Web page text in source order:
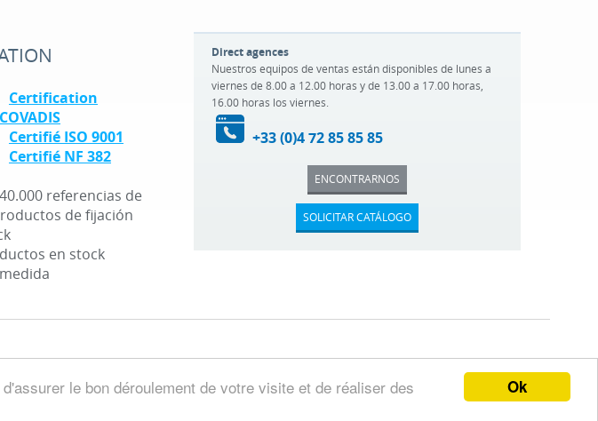
Ok
le bon déroulement de votre visite et de réaliser des
Certification
Certifié ISO 9001
Certifié NF 382
referencias de
de fijación
en stock
Direct agences
Nuestros equipos de ventas están disponibles de lunes a
viernes de 8.00 a 12.00 horas y de 13.00 a 17.00 horas,
16.00 horas los viernes.
+33 (0)4 72 85 85 85
ENCONTRARNOS
SOLICITAR CATÁLOGO
los derechos reservados